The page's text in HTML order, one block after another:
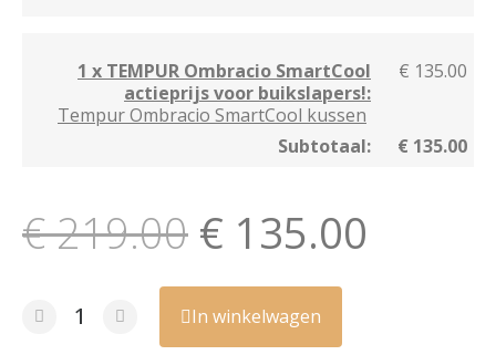
1 x TEMPUR Ombracio SmartCool
actieprijs voor buikslapers!:
Tempur Ombracio SmartCool kussen
€ 135.00
Subtotaal: € 135.00
€ 219.00 € 135.00
In winkelwagen